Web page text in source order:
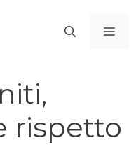
rispetto